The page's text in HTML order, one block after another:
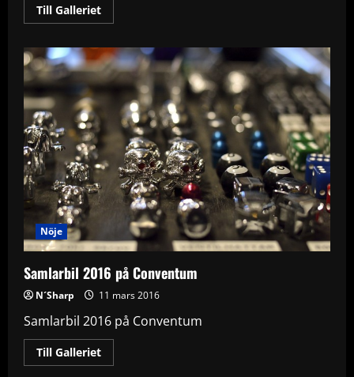
Till GallerietRead
more
på
Conventum
i
Örebro
Nöje
Samlarbil 2016 på Conventum
N´Sharp 11 mars 2016
Samlarbil 2016 på Conventum
Till GallerietRead
more